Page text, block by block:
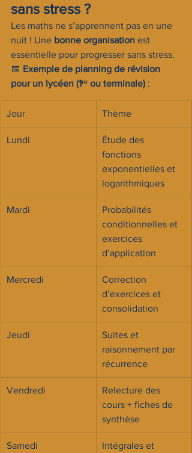
sans stress ?
Les maths ne s’apprennent pas en une
nuit ! Une bonne organisation est
essentielle pour progresser sans stress.
📅 Exemple de planning de révision
pour un lycéen (1ʳᵉ ou terminale) :
Jour Thème
Lundi
Étude des
fonctions
exponentielles et
logarithmiques
Mardi
Probabilités
conditionnelles et
exercices
d’application
Mercredi
Correction
d’exercices et
consolidation
Jeudi
Suites et
raisonnement par
récurrence
Vendredi
Relecture des
cours + fiches de
synthèse
Samedi
Intégrales et